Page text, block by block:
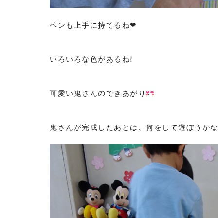
ペンも上手に持てるね❤
いろいろな色があるね❕
可愛い鬼さんのできあがり
鬼さんが完成したあとは、何をして遊ぼうか